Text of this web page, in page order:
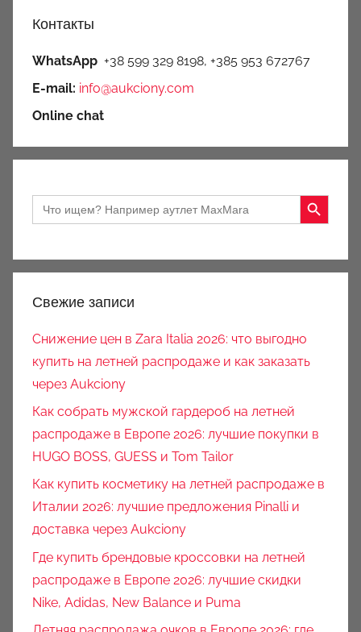
Контакты
WhatsApp +38 599 329 8198, +385 953 672767
E-mail: info@aukciony.com
Online chat
Search
for:
Search Button
Свежие записи
Снижение цен в Zara Italia 2026: что выгодно
купить на летней распродаже и как заказать
через Aukciony
Как собрать мужской гардероб на летней
распродаже в Европе 2026: лучшие покупки в
HUGO BOSS, GUESS и Tom Tailor
Как купить косметику на летней распродаже в
Италии 2026: лучшие предложения Pinalli и
доставка через Aukciony
Где купить брендовые кроссовки на летней
распродаже в Европе 2026: лучшие скидки
Nike, Adidas, New Balance и Puma